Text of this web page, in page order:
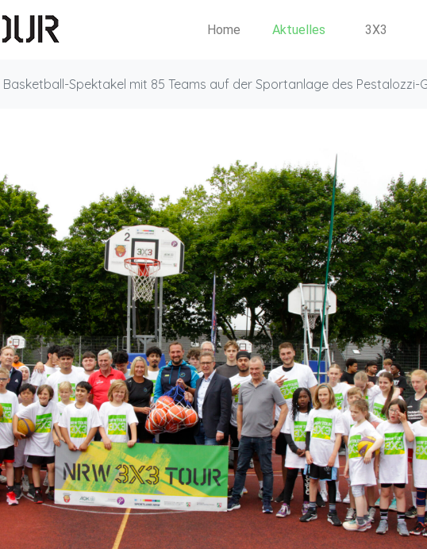
Home Aktuelles 3X3
Basketball-Spektakel mit 85 Teams auf der Sportanlage des Pestalozzi-